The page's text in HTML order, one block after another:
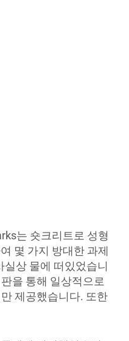
는 숏크리트로 성형
몇 가지 방대한 과제
상 물에 떠있었습니
을 통해 일상적으로
제공했습니다. 또한